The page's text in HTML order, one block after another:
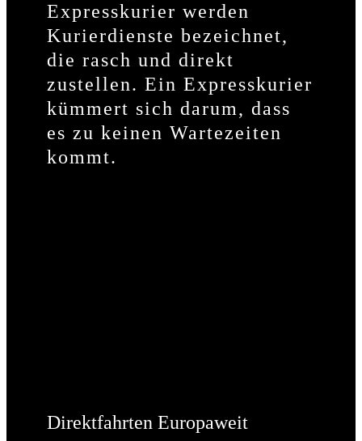
Expresskurier werden
Kurierdienste bezeichnet,
die rasch und direkt
zustellen. Ein Expresskurier
kümmert sich darum, dass
es zu keinen Wartezeiten
kommt.
Direktfahrten Europaweit